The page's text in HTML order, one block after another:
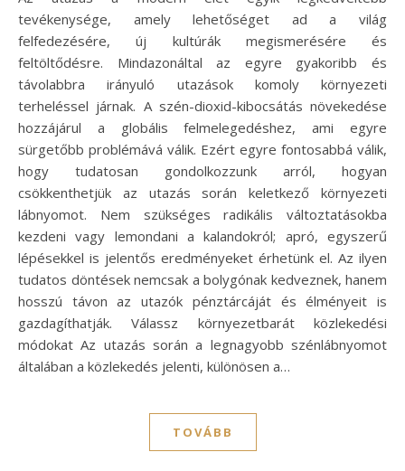
tevékenysége, amely lehetőséget ad a világ
felfedezésére, új kultúrák megismerésére és
feltöltődésre. Mindazonáltal az egyre gyakoribb és
távolabbra irányuló utazások komoly környezeti
terheléssel járnak. A szén-dioxid-kibocsátás növekedése
hozzájárul a globális felmelegedéshez, ami egyre
sürgetőbb problémává válik. Ezért egyre fontosabbá válik,
hogy tudatosan gondolkozzunk arról, hogyan
csökkenthetjük az utazás során keletkező környezeti
lábnyomot. Nem szükséges radikális változtatásokba
kezdeni vagy lemondani a kalandokról; apró, egyszerű
lépésekkel is jelentős eredményeket érhetünk el. Az ilyen
tudatos döntések nemcsak a bolygónak kedveznek, hanem
hosszú távon az utazók pénztárcáját és élményeit is
gazdagíthatják. Válassz környezetbarát közlekedési
módokat Az utazás során a legnagyobb szénlábnyomot
általában a közlekedés jelenti, különösen a…
TOVÁBB